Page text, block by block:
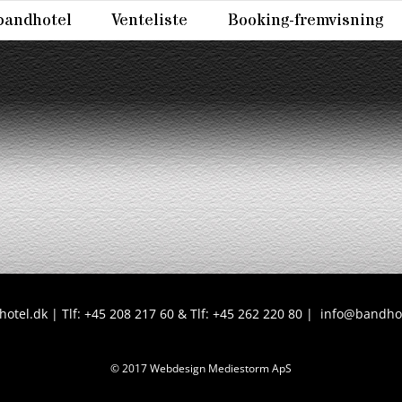
Venteliste Booking-fremvisning
| Tlf: +45 208 217 60 & Tlf: +45 262 220 80 |
© 2017 Webdesign Mediestorm ApS